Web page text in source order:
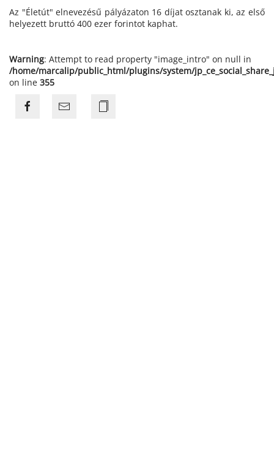
Az "Életút" elnevezésű pályázaton 16 díjat osztanak ki, az első
helyezett bruttó 400 ezer forintot kaphat.
Warning: Attempt to read property "image_intro" on null in
/home/marcalip/public_html/plugins/system/
on line 355